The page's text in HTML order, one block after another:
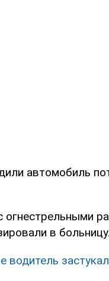
автомобиль
огнестрельными
в больницу.
водитель